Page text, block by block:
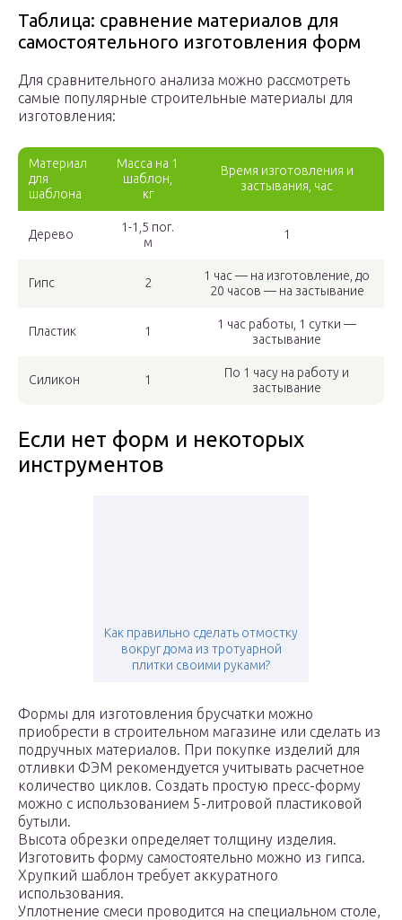
Таблица: сравнение материалов для
самостоятельного изготовления форм
Для сравнительного анализа можно рассмотреть
самые популярные строительные материалы для
изготовления:
Материал
для
шаблона
Масса на 1
шаблон,
кг
Время изготовления и
застывания, час
Дерево
1-1,5 пог.
м
1
Гипс 2
1 час — на изготовление, до
20 часов — на застывание
Пластик 1
1 час работы, 1 сутки —
застывание
Силикон 1
По 1 часу на работу и
застывание
Если нет форм и некоторых
инструментов
Как правильно сделать отмостку
вокруг дома из тротуарной
плитки своими руками?
Формы для изготовления брусчатки можно
приобрести в строительном магазине или сделать из
подручных материалов. При покупке изделий для
отливки ФЭМ рекомендуется учитывать расчетное
количество циклов. Создать простую пресс-форму
можно с использованием 5-литровой пластиковой
бутыли.
Высота обрезки определяет толщину изделия.
Изготовить форму самостоятельно можно из гипса.
Хрупкий шаблон требует аккуратного
использования.
Уплотнение смеси проводится на специальном столе,